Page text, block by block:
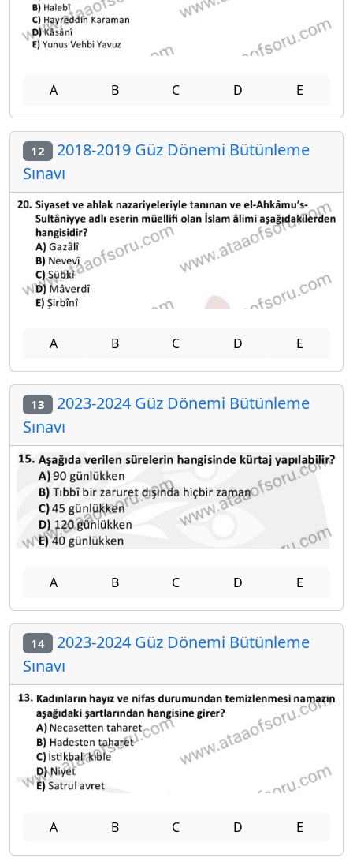
A B C D E
12 2018-2019 Güz Dönemi Bütünleme
Sınavı
A B C D E
13 2023-2024 Güz Dönemi Bütünleme
Sınavı
A B C D E
14 2023-2024 Güz Dönemi Bütünleme
Sınavı
A B C D E